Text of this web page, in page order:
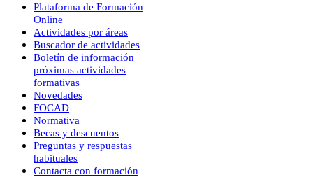
Plataforma de Formación
Online
Actividades por áreas
Buscador de actividades
Boletín de información
próximas actividades
formativas
Novedades
FOCAD
Normativa
Becas y descuentos
Preguntas y respuestas
habituales
Contacta con formación